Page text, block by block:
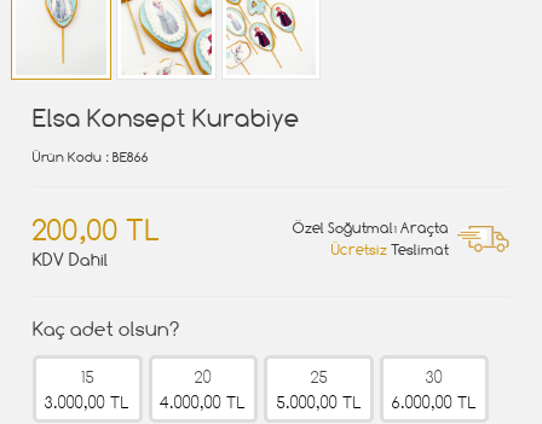
Elsa Konsept Kurabiye
Ürün Kodu : BE866
200,00 TL
KDV Dahil
Özel Soğutmalı Araçta
Ücretsiz Teslimat
Kaç adet olsun?
15
3.000,00 TL
20
4.000,00 TL
25
5.000,00 TL
30
6.000,00 TL